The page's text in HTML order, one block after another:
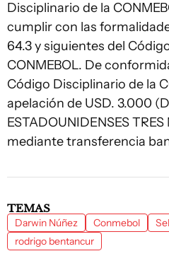
Disciplinario de la
cumplir con las
64.3 y siguientes del
CONMEBOL. De
Código Disciplinario de la
apelación de USD. 3.000
ESTADOUNIDENSES
mediante transferencia
TEMAS
Darwin Núñez Conmebol
rodrigo bentancur